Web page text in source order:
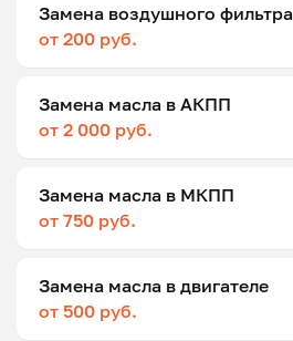
Замена воздушного фильтра
от 200 руб.
Замена масла в АКПП
от 2 000 руб.
Замена масла в МКПП
от 750 руб.
Замена масла в двигателе
от 500 руб.